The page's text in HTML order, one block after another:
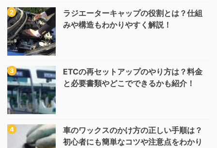
ラジエーターキャップの役割とは？仕組
みや構造もわかりやすく解説！
ETCの再セットアップのやり方は？料金
と必要書類やどこでできるかも紹介！
車のワックスのかけ方の正しい手順は？
初心者にも簡単なコツや注意点をわかり